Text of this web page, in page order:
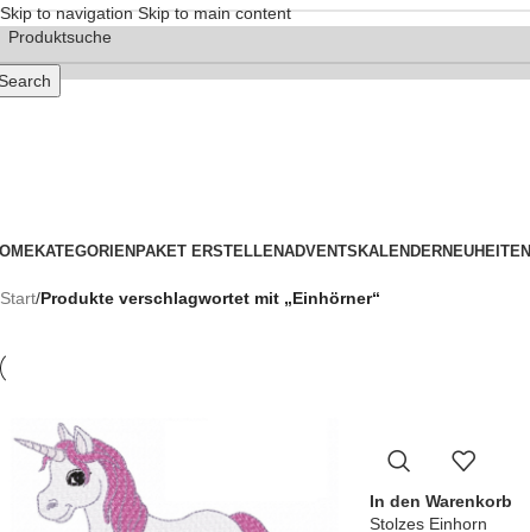
Skip to navigationSkip to main content
KATEGORIEN PAKET ERSTELLENADVENTSKALENDERNEUHEITEN
Start/Produkte verschlagwortet mit „Einhörner“
In den Warenkorb
Stolzes Einhorn